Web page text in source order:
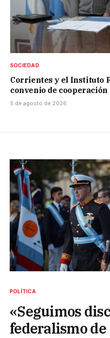
SOCIEDAD
Corrientes y el Instituto
convenio de cooperación
5 de agosto de 2026
POLÍTICA
«Seguimos
federalismo de